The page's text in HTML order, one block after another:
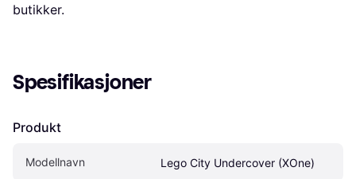
butikker.
Spesifikasjoner
Produkt
Modellnavn Lego City Undercover (XOne)